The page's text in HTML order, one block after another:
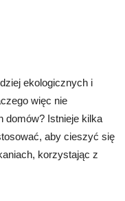
ekologicznych i
więc nie
domów? Istnieje kilka
aby cieszyć się
korzystając z